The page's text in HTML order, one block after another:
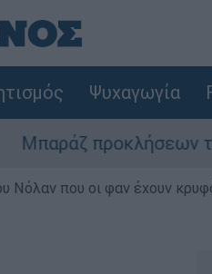
Ψυχαγωγία
προκλήσεων της
Νόλαν που οι φαν έχουν